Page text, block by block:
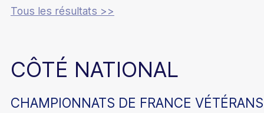
Tous les résultats >>
CÔTÉ NATIONAL
CHAMPIONNATS DE FRANCE VÉTÉRANS